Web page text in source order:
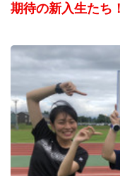
期待の新入生たち